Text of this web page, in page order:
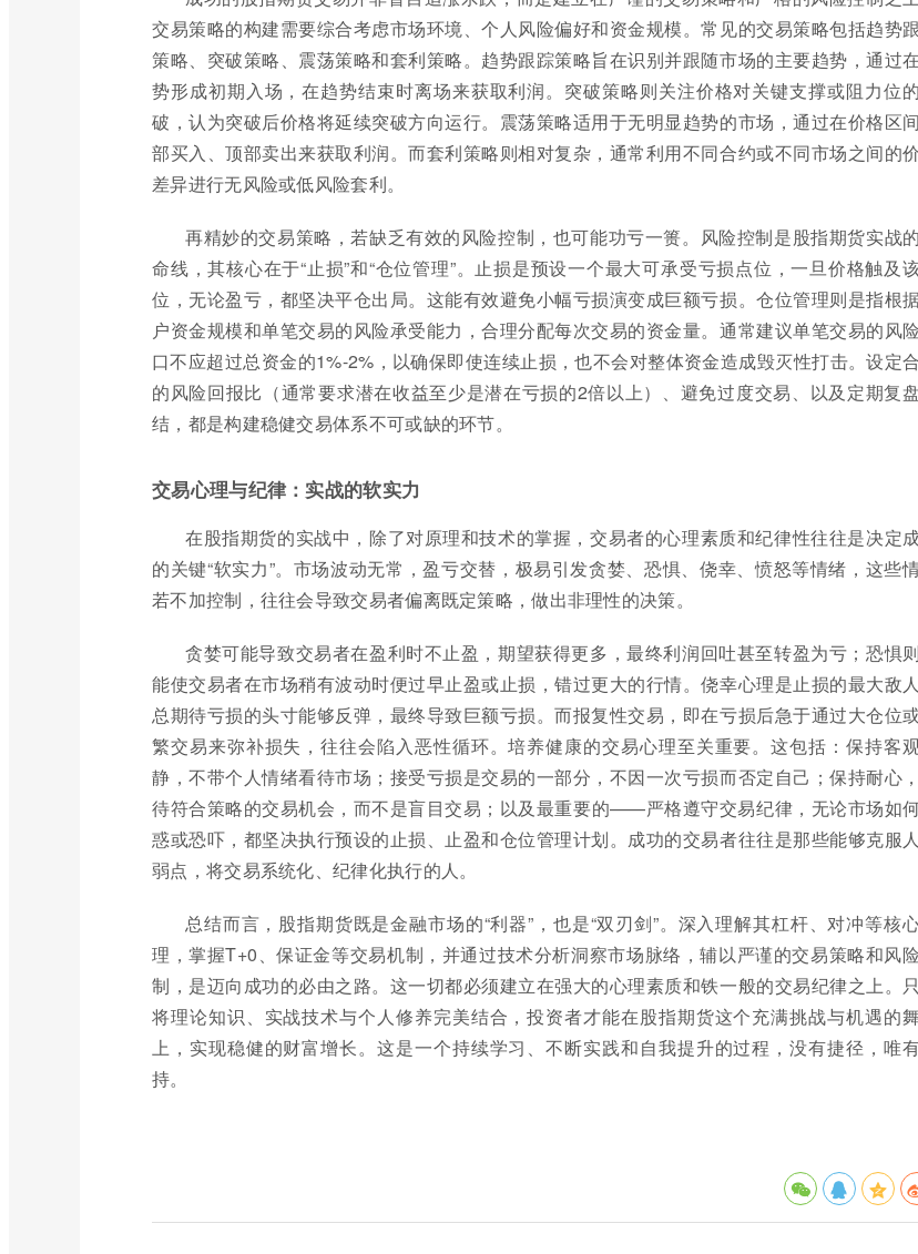
交易策略的构建需要综合考虑市场环境、个人风险偏好和资金规模。常见的交易策略包括趋势
策略、突破策略、震荡策略和套利策略。趋势跟踪策略旨在识别并跟随市场的主要趋势，通过
势形成初期入场，在趋势结束时离场来获取利润。突破策略则关注价格对关键支撑或阻力位
破，认为突破后价格将延续突破方向运行。震荡策略适用于无明显趋势的市场，通过在价格区
部买入、顶部卖出来获取利润。而套利策略则相对复杂，通常利用不同合约或不同市场之间的
差异进行无风险或低风险套利。
再精妙的交易策略，若缺乏有效的风险控制，也可能功亏一篑。风险控制是股指期货实战
命线，其核心在于“止损”和“仓位管理”。止损是预设一个最大可承受亏损点位，一旦价格触及
位，无论盈亏，都坚决平仓出局。这能有效避免小幅亏损演变成巨额亏损。仓位管理则是指根
户资金规模和单笔交易的风险承受能力，合理分配每次交易的资金量。通常建议单笔交易的风
口不应超过总资金的1%-2%，以确保即使连续止损，也不会对整体资金造成毁灭性打击。设定
的风险回报比（通常要求潜在收益至少是潜在亏损的2倍以上）、避免过度交易、以及定期复
结，都是构建稳健交易体系不可或缺的环节。
交易心理与纪律：实战的软实力
在股指期货的实战中，除了对原理和技术的掌握，交易者的心理素质和纪律性往往是决定
的关键“软实力”。市场波动无常，盈亏交替，极易引发贪婪、恐惧、侥幸、愤怒等情绪，这些
若不加控制，往往会导致交易者偏离既定策略，做出非理性的决策。
贪婪可能导致交易者在盈利时不止盈，期望获得更多，最终利润回吐甚至转盈为亏；恐惧
能使交易者在市场稍有波动时便过早止盈或止损，错过更大的行情。侥幸心理是止损的最大敌人
总期待亏损的头寸能够反弹，最终导致巨额亏损。而报复性交易，即在亏损后急于通过大仓位
繁交易来弥补损失，往往会陷入恶性循环。培养健康的交易心理至关重要。这包括：保持客
静，不带个人情绪看待市场；接受亏损是交易的一部分，不因一次亏损而否定自己；保持耐心
待符合策略的交易机会，而不是盲目交易；以及最重要的——严格遵守交易纪律，无论市场如
惑或恐吓，都坚决执行预设的止损、止盈和仓位管理计划。成功的交易者往往是那些能够克服
弱点，将交易系统化、纪律化执行的人。
总结而言，股指期货既是金融市场的“利器”，也是“双刃剑”。深入理解其杠杆、对冲等核
理，掌握T+0、保证金等交易机制，并通过技术分析洞察市场脉络，辅以严谨的交易策略和风
制，是迈向成功的必由之路。这一切都必须建立在强大的心理素质和铁一般的交易纪律之上。
将理论知识、实战技术与个人修养完美结合，投资者才能在股指期货这个充满挑战与机遇的
上，实现稳健的财富增长。这是一个持续学习、不断实践和自我提升的过程，没有捷径，唯
持。